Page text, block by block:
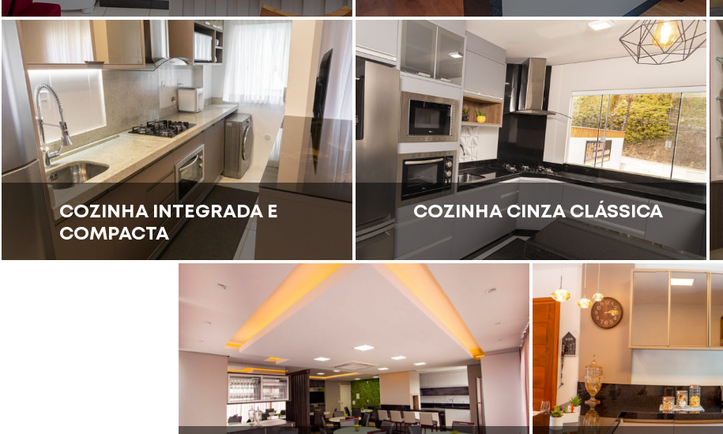
COZINHA INTEGRADA E
COMPACTA
COZINHA CINZA CLÁSSICA